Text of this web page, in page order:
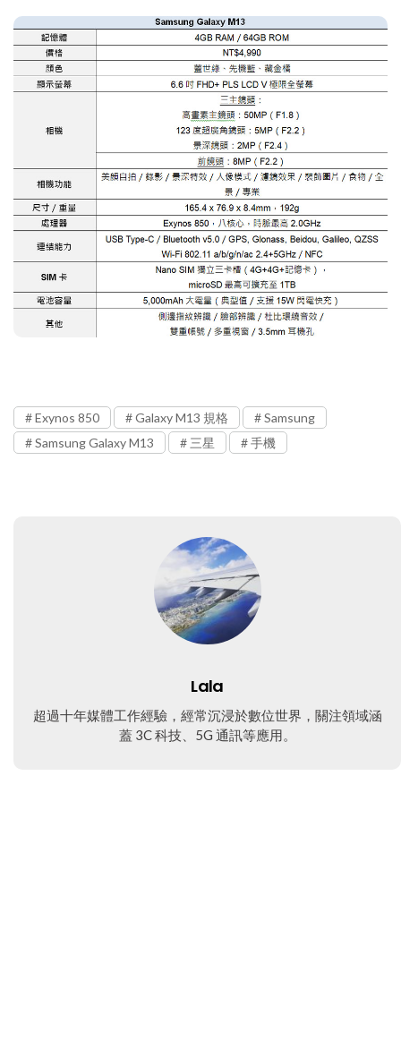
Exynos 850 Galaxy M13 規格
Samsung
Samsung Galaxy M13
三星 手機
Lala
超過十年媒體工作經驗，經常沉浸於數位世界，關注領域涵
蓋 3C 科技、5G 通訊等應用。